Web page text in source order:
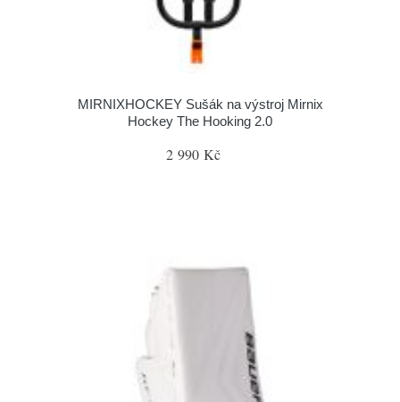
MIRNIXHOCKEY Sušák na výstroj Mirnix
Hockey The Hooking 2.0
2 990 Kč